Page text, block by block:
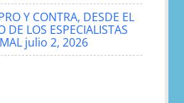
Y CONTRA, DESDE EL
DE LOS ESPECIALISTAS
julio 2, 2026